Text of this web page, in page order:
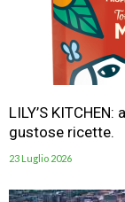
LILY’S
gustose ricette.
23 Luglio 2026